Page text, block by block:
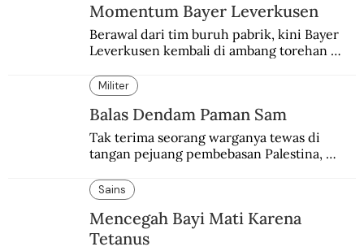
Momentum Bayer Leverkusen
Berawal dari tim buruh pabrik, kini Bayer
Leverkusen kembali di ambang torehan
“Neverkusen”.
Militer
Balas Dendam Paman Sam
Tak terima seorang warganya tewas di
tangan pejuang pembebasan Palestina,
pembalasan.
Sains
Mencegah Bayi Mati Karena
Tetanus